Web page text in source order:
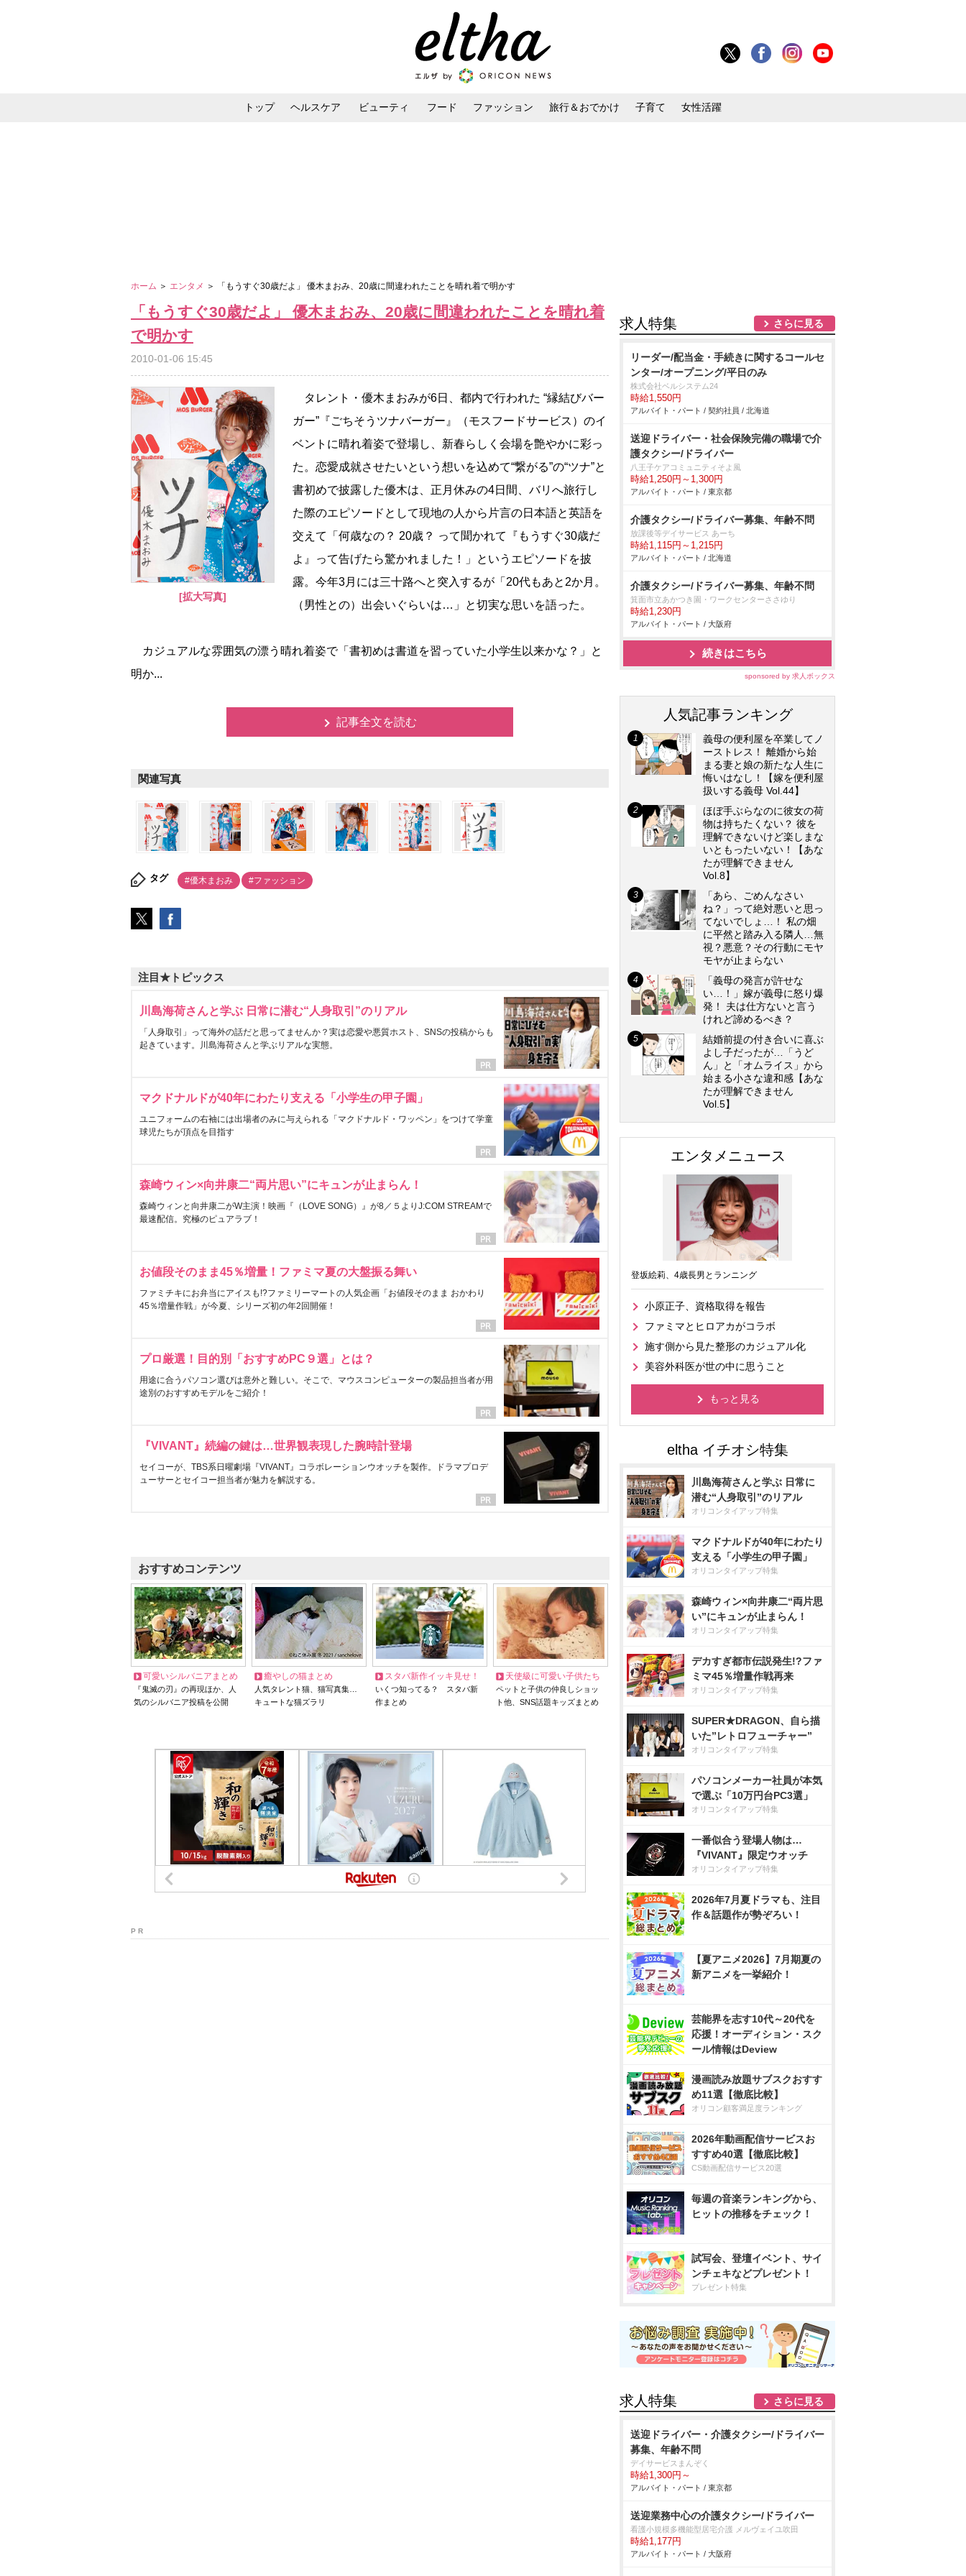
トップ ヘルスケア ビューティ フード ファッション 旅行＆おでかけ 子育て 女性活躍
ホーム ＞ エンタメ ＞ 「もうすぐ30歳だよ」 優木まおみ、20歳に間違われたことを晴れ着で明かす
「もうすぐ30歳だよ」 優木まおみ、20歳に間違われたことを晴れ着
で明かす
2010-01-06 15:45
[拡大写真]
タレント・優木まおみが6日、都内で行われた “縁結びバー
ガー”『ごちそうツナバーガー』（モスフードサービス）のイ
ベントに晴れ着姿で登場し、新春らしく会場を艶やかに彩っ
た。恋愛成就させたいという想いを込めて“繋がる”の“ツナ”と
書初めで披露した優木は、正月休みの4日間、バリへ旅行し
た際のエピソードとして現地の人から片言の日本語と英語を
交えて「何歳なの？ 20歳？ って聞かれて『もうすぐ30歳だ
よ』って告げたら驚かれました！」というエピソードを披
露。今年3月には三十路へと突入するが「20代もあと2か月。
（男性との）出会いぐらいは…」と切実な思いを語った。
カジュアルな雰囲気の漂う晴れ着姿で「書初めは書道を習っていた小学生以来かな？」と
明か...
記事全文を読む
関連写真
タグ #優木まおみ #ファッション
注目★トピックス
川島海荷さんと学ぶ 日常に潜む“人身取引”のリアル
「人身取引」って海外の話だと思ってませんか？実は恋愛や悪質ホスト、SNSの投稿からも
起きています。川島海荷さんと学ぶリアルな実態。
マクドナルドが40年にわたり支える「小学生の甲子園」
ユニフォームの右袖には出場者のみに与えられる「マクドナルド・ワッペン」をつけて学童
球児たちが頂点を目指す
森崎ウィン×向井康二“両片思い”にキュンが止まらん！
森崎ウィンと向井康二がW主演！映画『（LOVE SONG）』が8／５よりJ:COM STREAMで
最速配信。究極のピュアラブ！
お値段そのまま45％増量！ファミマ夏の大盤振る舞い
ファミチキにお弁当にアイスも!?ファミリーマートの人気企画「お値段そのまま おかわり
45％増量作戦」が今夏、シリーズ初の年2回開催！
プロ厳選！目的別「おすすめPC９選」とは？
用途に合うパソコン選びは意外と難しい。そこで、マウスコンピューターの製品担当者が用
途別のおすすめモデルをご紹介！
『VIVANT』続編の鍵は…世界観表現した腕時計登場
セイコーが、TBS系日曜劇場『VIVANT』コラボレーションウオッチを製作。ドラマプロデ
ューサーとセイコー担当者が魅力を解説する。
おすすめコンテンツ
可愛いシルバニアまとめ
『鬼滅の刃』の再現ほか、人
気のシルバニア投稿を公開
癒やしの猫まとめ
人気タレント猫、猫写真集…
キュートな猫ズラリ
スタバ新作イッキ見せ！
いくつ知ってる？ スタバ新
作まとめ
天使級に可愛い子供たち
ペットと子供の仲良しショッ
ト他、SNS話題キッズまとめ
P R
求人特集 さらに見る
リーダー/配当金・手続きに関するコールセ
ンター/オープニング/平日のみ
株式会社ベルシステム24
時給1,550円
アルバイト・パート / 契約社員 / 北海道
送迎ドライバー・社会保険完備の職場で介
護タクシー/ドライバー
八王子ケアコミュニティそよ風
時給1,250円～1,300円
アルバイト・パート / 東京都
介護タクシー/ドライバー募集、年齢不問
放課後等デイサービス あーち
時給1,115円～1,215円
アルバイト・パート / 北海道
介護タクシー/ドライバー募集、年齢不問
箕面市立あかつき園・ワークセンターささゆり
時給1,230円
アルバイト・パート / 大阪府
続きはこちら
sponsored by 求人ボックス
人気記事ランキング
義母の便利屋を卒業してノ
ーストレス！ 離婚から始
まる妻と娘の新たな人生に
悔いはなし！【嫁を便利屋
扱いする義母 Vol.44】
ほぼ手ぶらなのに彼女の荷
物は持ちたくない？ 彼を
理解できないけど楽しまな
いともったいない！【あな
たが理解できません
Vol.8】
「あら、ごめんなさい
ね？」って絶対悪いと思っ
てないでしょ…！ 私の畑
に平然と踏み入る隣人…無
視？悪意？その行動にモヤ
モヤが止まらない
「義母の発言が許せな
い…！」嫁が義母に怒り爆
発！ 夫は仕方ないと言う
けれど諦めるべき？
結婚前提の付き合いに喜ぶ
よし子だったが…「うど
ん」と「オムライス」から
始まる小さな違和感【あな
たが理解できません
Vol.5】
エンタメニュース
登坂絵莉、4歳長男とランニング
小原正子、資格取得を報告
ファミマとヒロアカがコラボ
施す側から見た整形のカジュアル化
美容外科医が世の中に思うこと
もっと見る
川島海荷さんと学ぶ 日常に
潜む“人身取引”のリアル
オリコンタイアップ特集
マクドナルドが40年にわたり
支える「小学生の甲子園」
オリコンタイアップ特集
森崎ウィン×向井康二“両片思
い”にキュンが止まらん！
オリコンタイアップ特集
デカすぎ都市伝説発生!?ファ
ミマ45％増量作戦再来
オリコンタイアップ特集
SUPER★DRAGON、自ら描
いた”レトロフューチャー”
オリコンタイアップ特集
パソコンメーカー社員が本気
で選ぶ「10万円台PC3選」
オリコンタイアップ特集
一番似合う登場人物は…
『VIVANT』限定ウオッチ
オリコンタイアップ特集
2026年7月夏ドラマも、注目
作＆話題作が勢ぞろい！
【夏アニメ2026】7月期夏の
新アニメを一挙紹介！
芸能界を志す10代～20代を
応援！オーディション・スク
ール情報はDeview
漫画読み放題サブスクおすす
め11選【徹底比較】
オリコン顧客満足度ランキング
2026年動画配信サービスお
すすめ40選【徹底比較】
CS動画配信サービス20選
毎週の音楽ランキングから、
ヒットの推移をチェック！
試写会、登壇イベント、サイ
ンチェキなどプレゼント！
プレゼント特集
求人特集 さらに見る
送迎ドライバー・介護タクシー/ドライバー
募集、年齢不問
デイサービスまんぞく
時給1,300円～
アルバイト・パート / 東京都
送迎業務中心の介護タクシー/ドライバー
看護小規模多機能型居宅介護 メルヴェイユ吹田
時給1,177円
アルバイト・パート / 大阪府